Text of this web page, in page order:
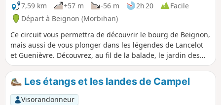
7,59 km
+57 m -56 m 2h 20
Facile
Départ à Beignon (Morbihan)
Ce circuit vous permettra de découvrir le bourg de Beignon,
mais aussi de vous plonger dans les légendes de Lancelot
et Guenièvre. Découvrez, au fil de la balade, le jardin des
Affolettes et le site du Rocher Glissant, pour ensuite profiter
de la nature le long de la vallée de l'Aff. Balisage jaune sur
l'ensemble du parcours Circuit fermé du 15/09 au 31/03 en
période de chasse.
Les étangs et les landes de Campel
Visorandonneur